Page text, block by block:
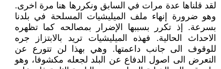
لقد قلناها عدة مرات في السابق ونكررها هنا مرة اخرى.
وهو ضرورة إنهاء ملف الميليشيات المسلحة في بلدنا
بسرعة. إذ تكرر بسببها الإضرار بمصالحه كما تظهره
الاحداث الحالية. فهذه الميليشيات تريد بالابتزاز جره
للوقوف الى جانب داعمتها. وهي بهذا لن تتورع عن
التعرض الى اصول الدفاع عن البلد لجعله مكشوفا، وهو